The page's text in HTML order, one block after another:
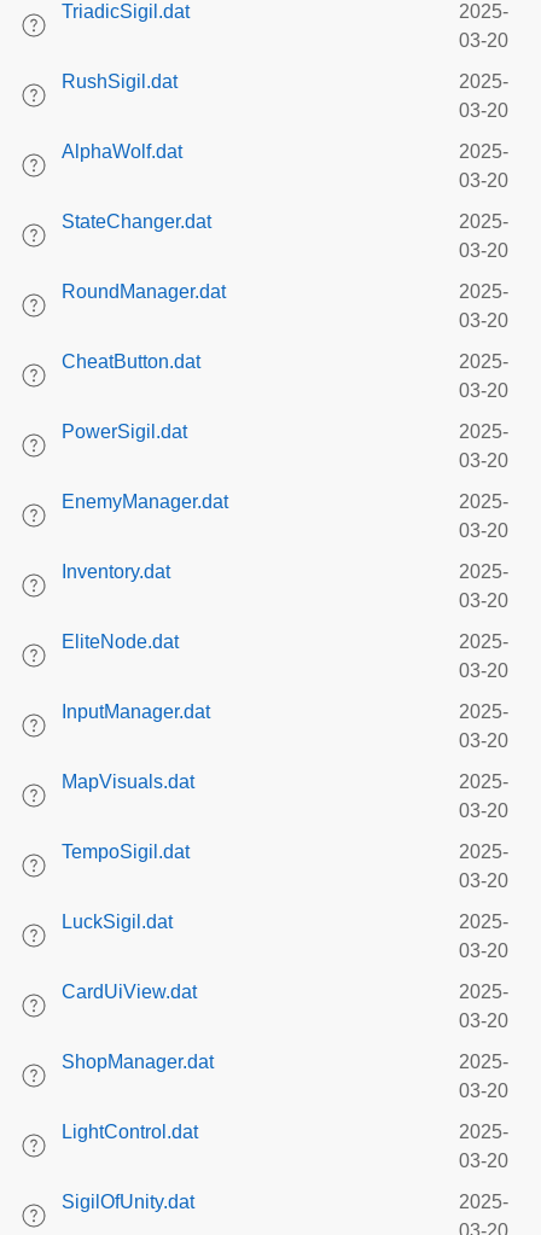
TriadicSigil.dat
2025-
03-20
RushSigil.dat
2025-
03-20
AlphaWolf.dat
2025-
03-20
StateChanger.dat
2025-
03-20
RoundManager.dat
2025-
03-20
CheatButton.dat
2025-
03-20
PowerSigil.dat
2025-
03-20
EnemyManager.dat
2025-
03-20
Inventory.dat
2025-
03-20
EliteNode.dat
2025-
03-20
InputManager.dat
2025-
03-20
MapVisuals.dat
2025-
03-20
TempoSigil.dat
2025-
03-20
LuckSigil.dat
2025-
03-20
CardUiView.dat
2025-
03-20
ShopManager.dat
2025-
03-20
LightControl.dat
2025-
03-20
SigilOfUnity.dat
2025-
03-20